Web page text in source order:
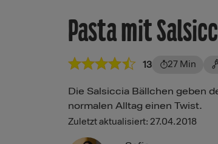
Pasta mit
13 27 Min
Die Salsiccia Bällchen geben
normalen Alltag einen Twist.
Zuletzt aktualisiert: 27.04.2018